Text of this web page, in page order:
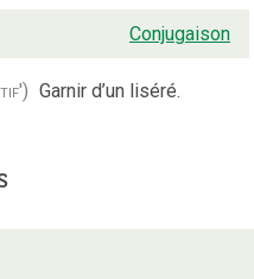
Conjugaison
Garnir d’un liséré.